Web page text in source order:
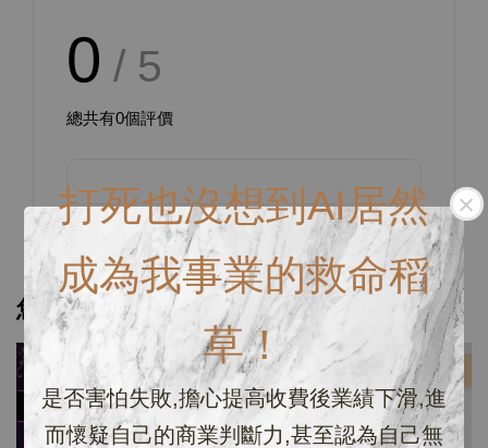
打死也沒想到AI居然
成為我事業的救命稻
草！
是否害怕失敗,擔心提高收費後業績下滑,進
而懷疑自己的商業判斷力,甚至認為自己無
0 / 5
總共有0個評價
您可能也喜歡
優惠 優惠